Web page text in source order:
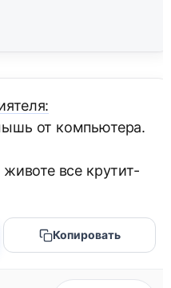
от компьютера.
все крутит-
Копировать